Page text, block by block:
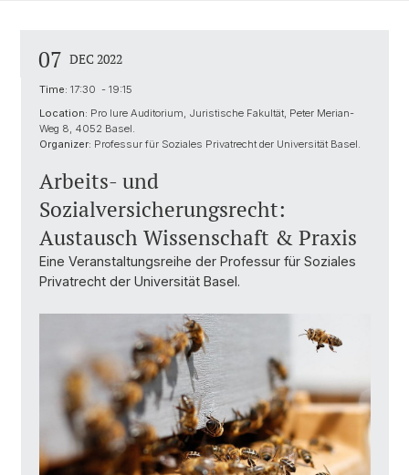
07 DEC 2022
Time: 17:30 - 19:15
Location: Pro Iure Auditorium, Juristische Fakultät, Peter Merian-
Weg 8, 4052 Basel.
Organizer: Professur für Soziales Privatrecht der Universität Basel.
Arbeits- und
Sozialversicherungsrecht:
Austausch Wissenschaft & Praxis
Eine Veranstaltungsreihe der Professur für Soziales
Privatrecht der Universität Basel.